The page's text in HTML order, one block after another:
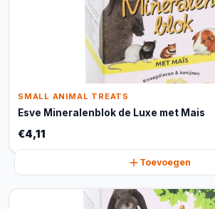
SMALL ANIMAL TREATS
Esve Mineralenblok de Luxe met Mais
€4,11
Toevoegen